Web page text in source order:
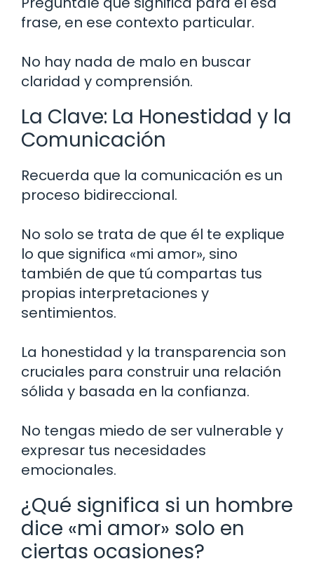
frase, en ese contexto particular.
No hay nada de malo en buscar
claridad y comprensión.
La Clave: La Honestidad y la
Comunicación
Recuerda que la comunicación es un
proceso bidireccional.
No solo se trata de que él te explique
lo que significa «mi amor», sino
también de que tú compartas tus
propias interpretaciones y
sentimientos.
La honestidad y la transparencia son
cruciales para construir una relación
sólida y basada en la confianza.
No tengas miedo de ser vulnerable y
expresar tus necesidades
emocionales.
¿Qué significa si un hombre
dice «mi amor» solo en
ciertas ocasiones?